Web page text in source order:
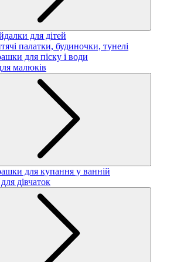
для дітей
палатки, будиночки, тунелі
для піску і води
малюків
для купання у ванній
дівчаток